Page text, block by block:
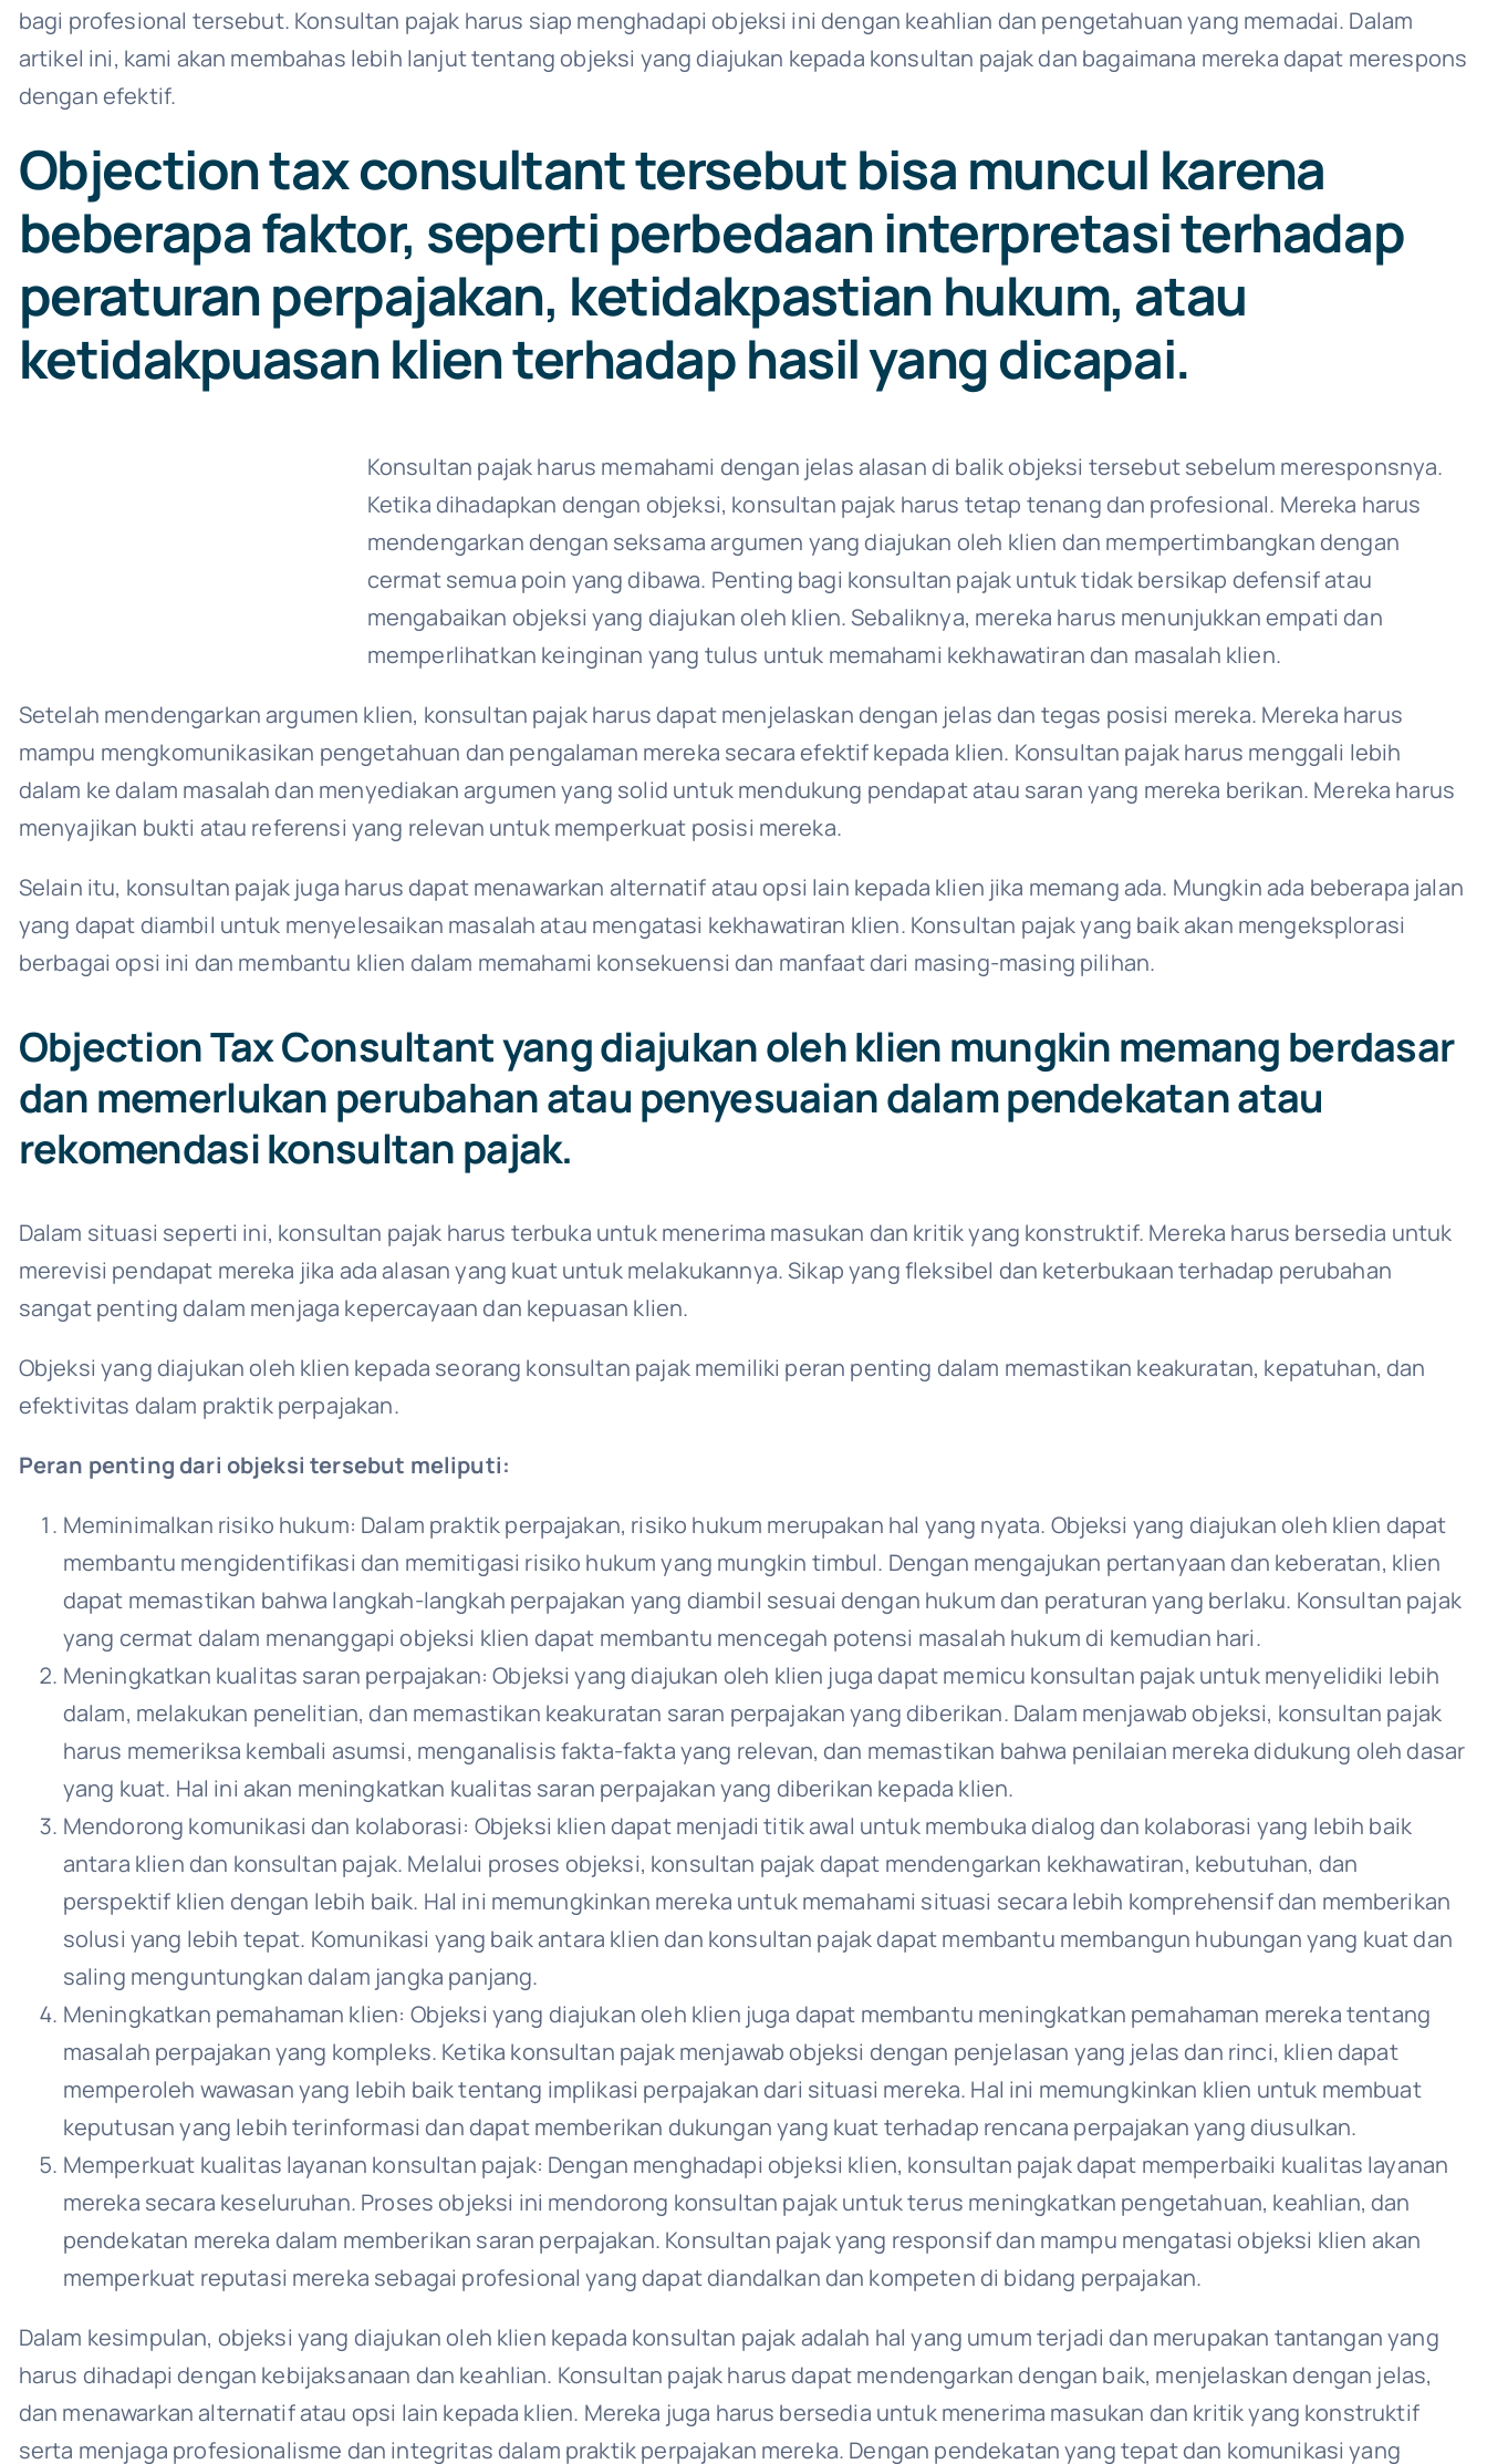
bagi profesional tersebut. Konsultan pajak harus siap menghadapi objeksi ini dengan keahlian dan pengetahuan yang memadai. Dalam
artikel ini, kami akan membahas lebih lanjut tentang objeksi yang diajukan kepada konsultan pajak dan bagaimana mereka dapat merespons
dengan efektif.
Objection tax consultant tersebut bisa muncul karena
beberapa faktor, seperti perbedaan interpretasi terhadap
peraturan perpajakan, ketidakpastian hukum, atau
ketidakpuasan klien terhadap hasil yang dicapai.
Konsultan pajak harus memahami dengan jelas alasan di balik objeksi tersebut sebelum meresponsnya.
Ketika dihadapkan dengan objeksi, konsultan pajak harus tetap tenang dan profesional. Mereka harus
mendengarkan dengan seksama argumen yang diajukan oleh klien dan mempertimbangkan dengan
cermat semua poin yang dibawa. Penting bagi konsultan pajak untuk tidak bersikap defensif atau
mengabaikan objeksi yang diajukan oleh klien. Sebaliknya, mereka harus menunjukkan empati dan
memperlihatkan keinginan yang tulus untuk memahami kekhawatiran dan masalah klien.
Setelah mendengarkan argumen klien, konsultan pajak harus dapat menjelaskan dengan jelas dan tegas posisi mereka. Mereka harus
mampu mengkomunikasikan pengetahuan dan pengalaman mereka secara efektif kepada klien. Konsultan pajak harus menggali lebih
dalam ke dalam masalah dan menyediakan argumen yang solid untuk mendukung pendapat atau saran yang mereka berikan. Mereka harus
menyajikan bukti atau referensi yang relevan untuk memperkuat posisi mereka.
Selain itu, konsultan pajak juga harus dapat menawarkan alternatif atau opsi lain kepada klien jika memang ada. Mungkin ada beberapa jalan
yang dapat diambil untuk menyelesaikan masalah atau mengatasi kekhawatiran klien. Konsultan pajak yang baik akan mengeksplorasi
berbagai opsi ini dan membantu klien dalam memahami konsekuensi dan manfaat dari masing-masing pilihan.
Objection Tax Consultant yang diajukan oleh klien mungkin memang berdasar
dan memerlukan perubahan atau penyesuaian dalam pendekatan atau
rekomendasi konsultan pajak.
Dalam situasi seperti ini, konsultan pajak harus terbuka untuk menerima masukan dan kritik yang konstruktif. Mereka harus bersedia untuk
merevisi pendapat mereka jika ada alasan yang kuat untuk melakukannya. Sikap yang fleksibel dan keterbukaan terhadap perubahan
sangat penting dalam menjaga kepercayaan dan kepuasan klien.
Objeksi yang diajukan oleh klien kepada seorang konsultan pajak memiliki peran penting dalam memastikan keakuratan, kepatuhan, dan
efektivitas dalam praktik perpajakan.
Peran penting dari objeksi tersebut meliputi:
Meminimalkan risiko hukum: Dalam praktik perpajakan, risiko hukum merupakan hal yang nyata. Objeksi yang diajukan oleh klien dapat
membantu mengidentifikasi dan memitigasi risiko hukum yang mungkin timbul. Dengan mengajukan pertanyaan dan keberatan, klien
dapat memastikan bahwa langkah-langkah perpajakan yang diambil sesuai dengan hukum dan peraturan yang berlaku. Konsultan pajak
yang cermat dalam menanggapi objeksi klien dapat membantu mencegah potensi masalah hukum di kemudian hari.
Meningkatkan kualitas saran perpajakan: Objeksi yang diajukan oleh klien juga dapat memicu konsultan pajak untuk menyelidiki lebih
dalam, melakukan penelitian, dan memastikan keakuratan saran perpajakan yang diberikan. Dalam menjawab objeksi, konsultan pajak
harus memeriksa kembali asumsi, menganalisis fakta-fakta yang relevan, dan memastikan bahwa penilaian mereka didukung oleh dasar
yang kuat. Hal ini akan meningkatkan kualitas saran perpajakan yang diberikan kepada klien.
Mendorong komunikasi dan kolaborasi: Objeksi klien dapat menjadi titik awal untuk membuka dialog dan kolaborasi yang lebih baik
antara klien dan konsultan pajak. Melalui proses objeksi, konsultan pajak dapat mendengarkan kekhawatiran, kebutuhan, dan
perspektif klien dengan lebih baik. Hal ini memungkinkan mereka untuk memahami situasi secara lebih komprehensif dan memberikan
solusi yang lebih tepat. Komunikasi yang baik antara klien dan konsultan pajak dapat membantu membangun hubungan yang kuat dan
saling menguntungkan dalam jangka panjang.
Meningkatkan pemahaman klien: Objeksi yang diajukan oleh klien juga dapat membantu meningkatkan pemahaman mereka tentang
masalah perpajakan yang kompleks. Ketika konsultan pajak menjawab objeksi dengan penjelasan yang jelas dan rinci, klien dapat
memperoleh wawasan yang lebih baik tentang implikasi perpajakan dari situasi mereka. Hal ini memungkinkan klien untuk membuat
keputusan yang lebih terinformasi dan dapat memberikan dukungan yang kuat terhadap rencana perpajakan yang diusulkan.
Memperkuat kualitas layanan konsultan pajak: Dengan menghadapi objeksi klien, konsultan pajak dapat memperbaiki kualitas layanan
mereka secara keseluruhan. Proses objeksi ini mendorong konsultan pajak untuk terus meningkatkan pengetahuan, keahlian, dan
pendekatan mereka dalam memberikan saran perpajakan. Konsultan pajak yang responsif dan mampu mengatasi objeksi klien akan
memperkuat reputasi mereka sebagai profesional yang dapat diandalkan dan kompeten di bidang perpajakan.
Dalam kesimpulan, objeksi yang diajukan oleh klien kepada konsultan pajak adalah hal yang umum terjadi dan merupakan tantangan yang
harus dihadapi dengan kebijaksanaan dan keahlian. Konsultan pajak harus dapat mendengarkan dengan baik, menjelaskan dengan jelas,
dan menawarkan alternatif atau opsi lain kepada klien. Mereka juga harus bersedia untuk menerima masukan dan kritik yang konstruktif
serta menjaga profesionalisme dan integritas dalam praktik perpajakan mereka. Dengan pendekatan yang tepat dan komunikasi yang